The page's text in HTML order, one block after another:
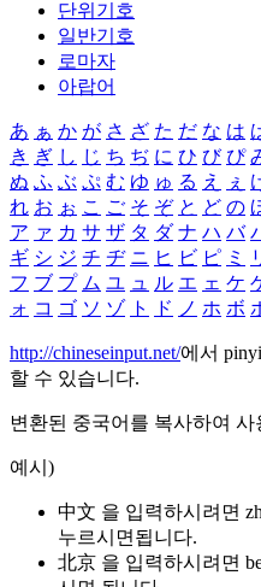
단위기호
일반기호
로마자
아랍어
あ ぁ か が さ ざ た だ な は
き ぎ し じ ち ぢ に ひ び ぴ
ぬ ふ ぶ ぷ む ゆ ゅ る え ぇ
れ お ぉ こ ご そ ぞ と ど の
ア ァ カ サ ザ タ ダ ナ ハ バ
ギ シ ジ チ ヂ ニ ヒ ビ ピ ミ
フ ブ プ ム ユ ュ ル エ ェ ケ
ォ コ ゴ ソ ゾ ト ド ノ ホ ボ
http://chineseinput.net/에서
할 수 있습니다.
변환된 중국어를 복사하여
예시)
中文 을 입력하시려면
누르시면됩니다.
北京 을 입력하시려면